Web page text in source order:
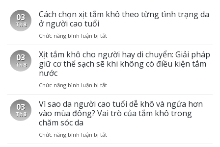
03
Th8
Cách chọn xịt tắm khô theo từng tình trạng da
ở người cao tuổi
Chức năng bình luận bị tắt
chọn
xịt
tắm
tình
trạng
03
Th8
Xịt tắm khô cho người hay di chuyển: Giải pháp
giữ cơ thể sạch sẽ khi không có điều kiện tắm
nước
Chức năng bình luận bị tắt
tắm
khô
cho
03
Th8
Vì sao da người cao tuổi dễ khô và ngứa hơn
vào mùa đông? Vai trò của tắm khô trong
chăm sóc da
Chức năng bình luận bị tắt